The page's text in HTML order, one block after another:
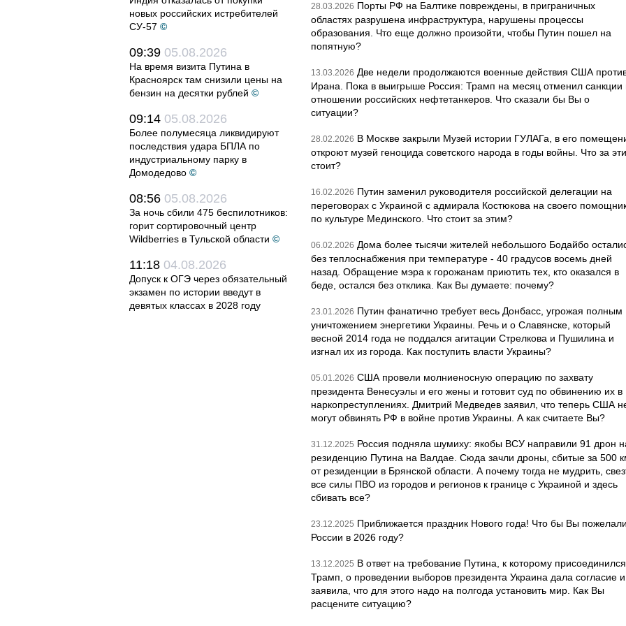
новых российских истребителей
СУ-57 ©
09:39 05.08.2026
На время визита Путина в
Красноярск там снизили цены на
бензин на десятки рублей ©
09:14 05.08.2026
Более полумесяца ликвидируют
последствия удара БПЛА по
индустриальному парку в
Домодедово ©
08:56 05.08.2026
За ночь сбили 475 беспилотников:
горит сортировочный центр
Wildberries в Тульской области ©
11:18 04.08.2026
Допуск к ОГЭ через обязательный
экзамен по истории введут в
девятых классах в 2028 году
28.03.2026 Порты РФ на Балтике повреждены, в приграничных
областях разрушена инфраструктура, нарушены процессы
образования. Что еще должно произойти, чтобы Путин пошел на
попятную?
13.03.2026 Две недели продолжаются военные действия США
Ирана. Пока в выигрыше Россия: Трамп на месяц отменил санкции
отношении российских нефтетанкеров. Что сказали бы Вы о
ситуации?
28.02.2026 В Москве закрыли Музей истории ГУЛАГа, в его
откроют музей геноцида советского народа в годы войны. Что за
стоит?
16.02.2026 Путин заменил руководителя российской делегации на
переговорах с Украиной с адмирала Костюкова на своего
по культуре Мединского. Что стоит за этим?
06.02.2026 Дома более тысячи жителей небольшого Бодайбо
без теплоснабжения при температуре - 40 градусов восемь дней
назад. Обращение мэра к горожанам приютить тех, кто оказался в
беде, остался без отклика. Как Вы думаете: почему?
23.01.2026 Путин фанатично требует весь Донбасс, угрожая полным
уничтожением энергетики Украины. Речь и о Славянске, который
весной 2014 года не поддался агитации Стрелкова и Пушилина и
изгнал их из города. Как поступить власти Украины?
05.01.2026 США провели молниеносную операцию по захвату
президента Венесуэлы и его жены и готовит суд по обвинению их в
наркопреступлениях. Дмитрий Медведев заявил, что теперь США
могут обвинять РФ в войне против Украины. А как считаете Вы?
31.12.2025 Россия подняла шумиху: якобы ВСУ направили 91 дрон
резиденцию Путина на Валдае. Сюда зачли дроны, сбитые за 500
от резиденции в Брянской области. А почему тогда не мудрить,
все силы ПВО из городов и регионов к границе с Украиной и здесь
сбивать все?
23.12.2025 Приближается праздник Нового года! Что бы Вы пожелали
России в 2026 году?
13.12.2025 В ответ на требование Путина, к которому присоединился
Трамп, о проведении выборов президента Украина дала согласие и
заявила, что для этого надо на полгода установить мир. Как Вы
расцените ситуацию?